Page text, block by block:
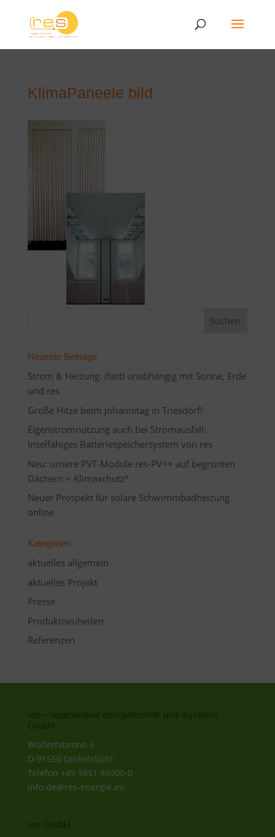
KlimaPaneele bild
Neueste Beiträge
Strom & Heizung: (fast) unabhängig mit Sonne, Erde
und res
Große Hitze beim Johannitag in Triesdorf!
Eigenstromnutzung auch bei Stromausfall:
Inselfähiges Batteriespeichersystem von res
Neu: unsere PVT-Module res-PV++ auf begrünten
Dächern = Klimaschutz³
Neuer Prospekt für solare Schwimmbadheizung
online
Kategorien
aktuelles allgemein
aktuelles Projekt
Presse
Produktneuheiten
Referenzen
res – regenerative energietechnik und -systeme
GmbH
Wolfertsbronn 5
D-91550 Dinkelsbühl
Telefon +49 9851 89900-0
info.de@res-energie.eu
res GmbH